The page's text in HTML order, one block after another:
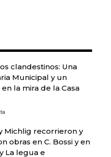
clandestinos: Una
Municipal y un
la mira de la Casa
Michlig recorrieron y
obras en C. Bossi y en
La legua e